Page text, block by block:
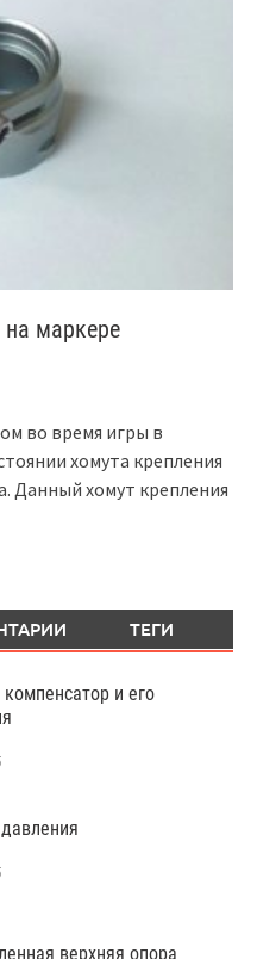
маркере
во время игры в
хомута крепления
Данный хомут крепления
ТЕГИ
и его
верхняя опора